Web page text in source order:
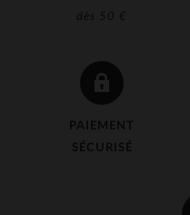
dès 50 €
PAIEMENT
SÉCURISÉ